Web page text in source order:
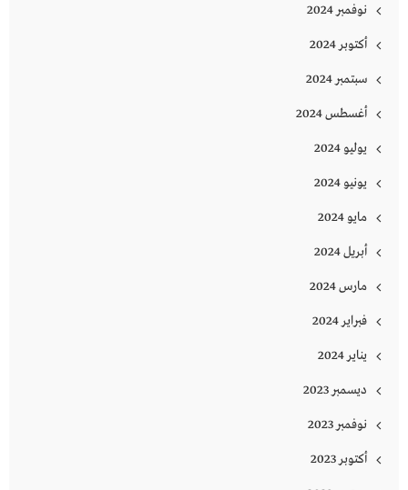
نوفمبر 2024
أكتوبر 2024
سبتمبر 2024
أغسطس 2024
يوليو 2024
يونيو 2024
مايو 2024
أبريل 2024
مارس 2024
فبراير 2024
يناير 2024
ديسمبر 2023
نوفمبر 2023
أكتوبر 2023